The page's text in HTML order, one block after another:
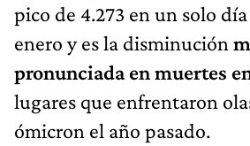
pico de 4.273 en un solo
enero y es la disminución
pronunciada en muertes
lugares que enfrentaron
ómicron el año pasado.